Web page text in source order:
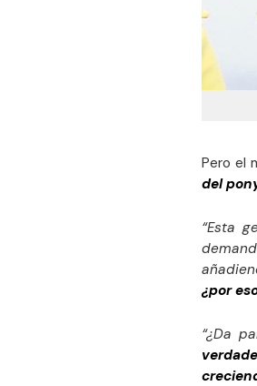
Pero el
del
“Esta
¿por
“¿Da